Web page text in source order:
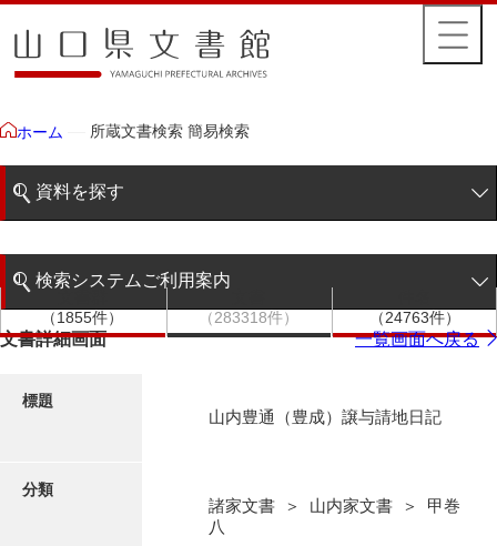
ホーム 所蔵文書検索 簡易検索
資料を探す
階層検索
写真・絵はがき
検索システムご利用案内
検索システムの利用について
（1855件）
（283318件）
（24763件）
文書詳細画面 一覧画面へ戻る
標題
山内豊通（豊成）譲与請地日記
分類
諸家文書 ＞ 山内家文書 ＞ 甲巻
八